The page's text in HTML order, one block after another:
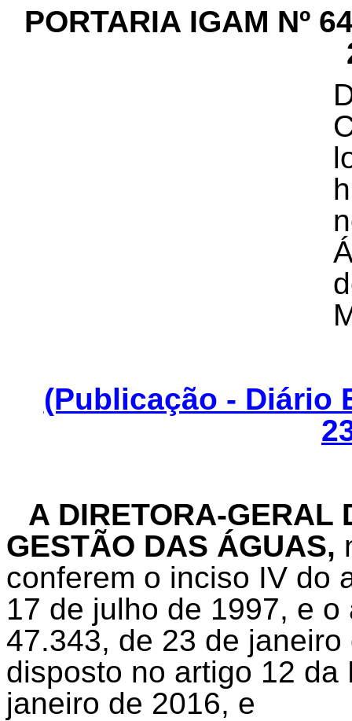
PORTARIA IGAM Nº
(Publicação - Diário
A DIRETORA-GERAL
GESTÃO DAS ÁGUAS,
conferem o inciso IV do
17 de julho de 1997, e
47.343, de 23 de
disposto no artigo 12 da
janeiro de 2016, e